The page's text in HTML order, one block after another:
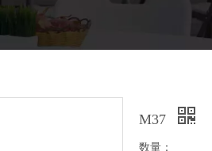
M37
数量：